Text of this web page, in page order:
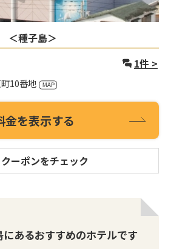
＜種子島＞
1件 >
10番地
金を表示する
ーポンをチェック
あるおすすめのホテルです